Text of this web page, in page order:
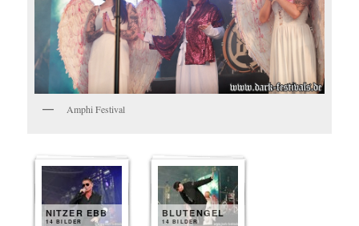
Amphi Festival
NITZER EBB
14 BILDER
BLUTENGEL
14 BILDER